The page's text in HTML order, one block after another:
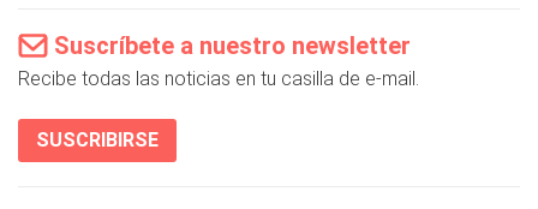
Suscríbete a nuestro newsletter
Recibe todas las noticias en tu casilla de e-mail.
SUSCRIBIRSE